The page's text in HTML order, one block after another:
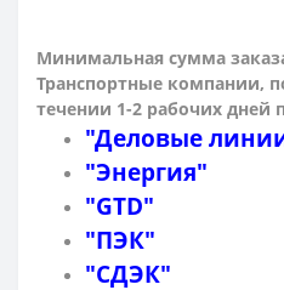
Минимальная сумма
Транспортные компании,
течении 1-2 рабочих дней
"Деловые
"Энергия"
"GTD"
"ПЭК"
"СДЭК"